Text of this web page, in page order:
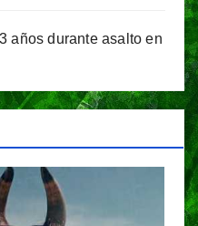
años durante asalto en